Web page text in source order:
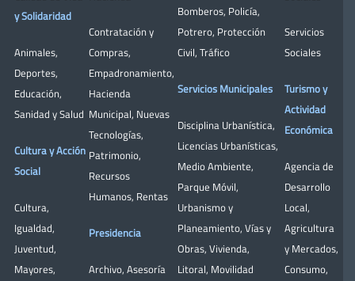
y Solidaridad
Animales,
Deportes,
Educación,
Sanidad y Salud
Cultura y Acción
Social
Cultura,
Igualdad,
Juventud,
Mayores,
Contratación y
Compras,
Empadronamiento,
Hacienda
Municipal, Nuevas
Tecnologías,
Patrimonio,
Recursos
Humanos, Rentas
Presidencia
Archivo, Asesoría
Bomberos, Policía,
Potrero, Protección
Civil, Tráfico
Servicios Municipales
Disciplina Urbanística,
Licencias Urbanísticas,
Medio Ambiente,
Parque Móvil,
Urbanismo y
Planeamiento, Vías y
Obras, Vivienda,
Litoral, Movilidad
Servicios
Sociales
Turismo y
Actividad
Económica
Agencia de
Desarrollo
Local,
Agricultura
y Mercados,
Consumo,